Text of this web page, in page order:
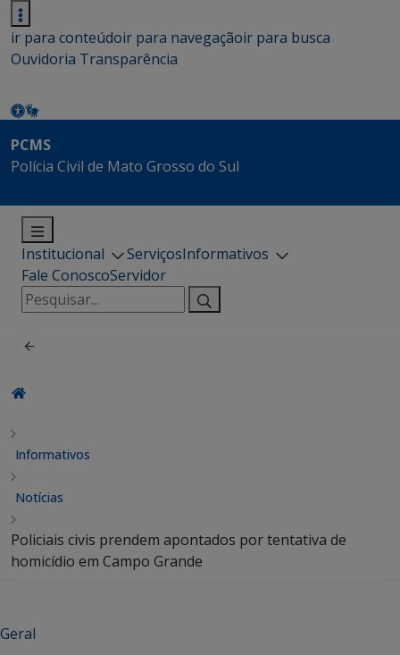
ir para conteúdoir para navegaçãoir para busca
Ouvidoria Transparência
PCMS
Polícia Civil de Mato Grosso do Sul
Institucional ServiçosInformativos
Fale ConoscoServidor
Pesquisar
por:
Informativos
Notícias
Policiais civis prendem apontados por tentativa de
homicídio em Campo Grande
Geral